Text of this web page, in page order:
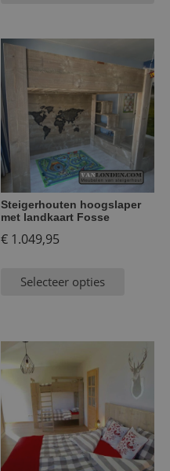
Steigerhouten hoogslaper
met landkaart Fosse
€ 1.049,95
Selecteer opties